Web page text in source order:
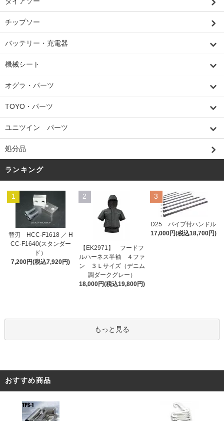
チップソー
バッテリー・充電器
機械シート
オグラ・パーツ
TOYO・パーツ
ユニツイン パーツ
処分品
ランキング
1
替刃 HCC-F1618 ／ H
CC-F1640(スタンダー
ド）
7,200円(税込7,920円)
2
【EK2971】 フードフ
ルハーネス半袖 ４ファ
ン ３Ｌサイズ（デニム
調ダークグレー）
18,000円(税込19,800円)
3
D25 パイプ付ハンドル
17,000円(税込18,700円)
もっと見る
おすすめ商品